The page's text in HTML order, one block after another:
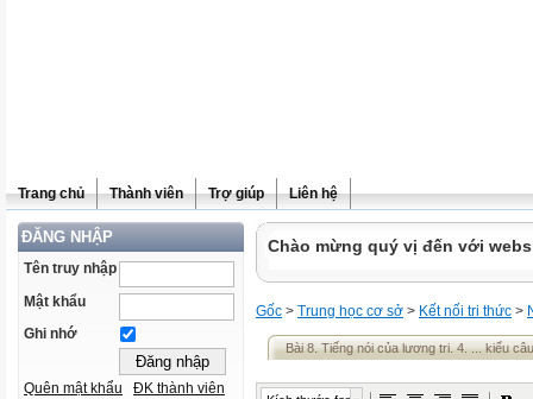
Trang chủ Thành viên Trợ giúp Liên hệ
ĐĂNG NHẬP
Tên truy nhập
Mật khẩu
Ghi nhớ
Quên mật khẩu ĐK thành viên
Chào mừng quý vị đến với
Gốc > Trung học cơ sở > Kết nối tri thức >
Bài 8. Tiếng nói của lương tri. 4. ... kiểu